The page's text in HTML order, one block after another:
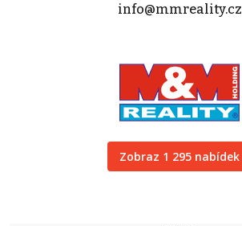
info@mmreality.cz
Zobraz 1 295 nabídek